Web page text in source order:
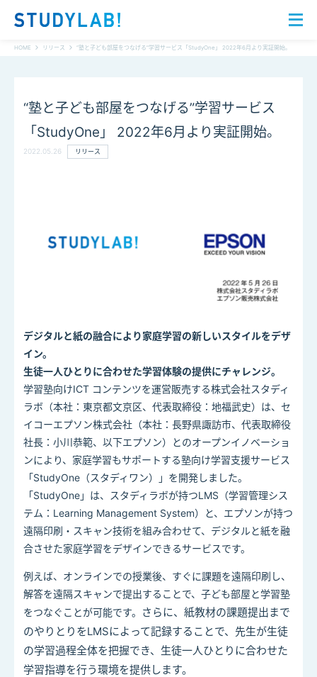
HOME リリース “塾と子ども部屋をつなげる”学習サービス「StudyOne」 2022年6月より実証開始。
“塾と子ども部屋をつなげる”学習サービス
「StudyOne」 2022年6月より実証開始。
2022.05.26 リリース
デジタルと紙の融合により家庭学習の新しいスタイルをデザ
イン。
生徒一人ひとりに合わせた学習体験の提供にチャレンジ。
学習塾向けICT コンテンツを運営販売する株式会社スタディ
ラボ（本社：東京都⽂京区、代表取締役：地福武史）は、セ
イコーエプソン株式会社（本社：⻑野県諏訪市、代表取締役
社⻑：⼩川恭範、以下エプソン）とのオープンイノベーショ
ンにより、家庭学習もサポートする塾向け学習支援サービス
「StudyOne（スタディワン）」を開発しました。
「StudyOne」は、スタディラボが持つLMS（学習管理シス
テム：Learning Management System）と、エプソンが持つ
遠隔印刷・スキャン技術を組み合わせて、デジタルと紙を融
合させた家庭学習をデザインできるサービスです。
例えば、オンラインでの授業後、すぐに課題を遠隔印刷し、
解答を遠隔スキャンで提出することで、子ども部屋と学習塾
をつなぐことが可能です。
さらに、紙教材の課題提出まで
のやりとりをLMSによって記録することで、先生が生徒
の学習過程全体を把握でき、生徒一人ひとりに合わせた
学習指導を行う環境を提供します。